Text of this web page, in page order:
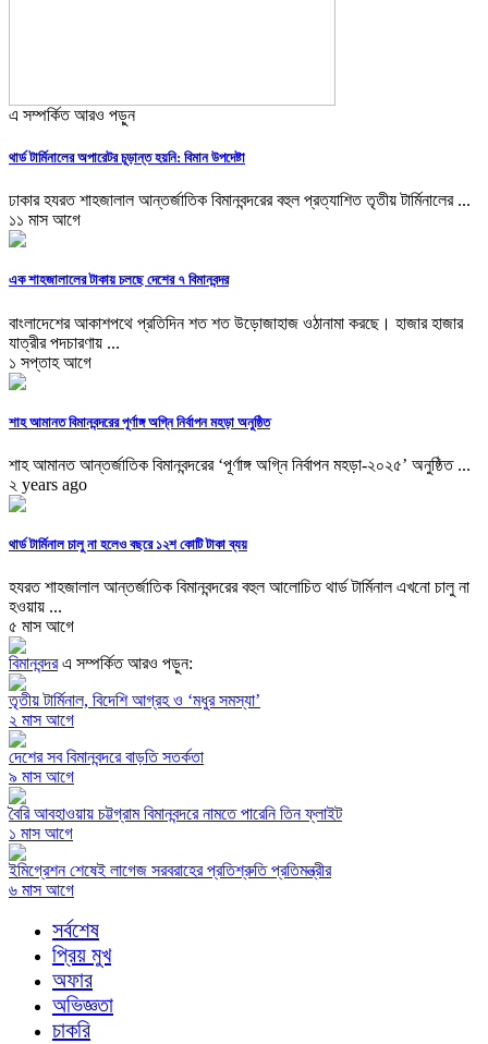
এ সম্পর্কিত আরও পড়ুন
থার্ড টার্মিনালের অপারেটর চূড়ান্ত হয়নি: বিমান উপদেষ্টা
ঢাকার হযরত শাহজালাল আন্তর্জাতিক বিমানবন্দরের বহুল প্রত্যাশিত তৃতীয় টার্মিনালের ...
১১ মাস আগে
এক শাহজালালের টাকায় চলছে দেশের ৭ বিমানবন্দর
বাংলাদেশের আকাশপথে প্রতিদিন শত শত উড়োজাহাজ ওঠানামা করছে। হাজার হাজার
যাত্রীর পদচারণায় ...
১ সপ্তাহ আগে
শাহ আমানত বিমানবন্দরের পূর্ণাঙ্গ অগ্নি নির্বাপন মহড়া অনুষ্ঠিত
শাহ আমানত আন্তর্জাতিক বিমানবন্দরের ‘পূর্ণাঙ্গ অগ্নি নির্বাপন মহড়া-২০২৫’ অনুষ্ঠিত ...
২ years ago
থার্ড টার্মিনাল চালু না হলেও বছরে ১২শ কোটি টাকা ব্যয়
হযরত শাহজালাল আন্তর্জাতিক বিমানবন্দরের বহুল আলোচিত থার্ড টার্মিনাল এখনো চালু না
হওয়ায় ...
৫ মাস আগে
বিমানবন্দরএ সম্পর্কিত আরও পড়ুন:
তৃতীয় টার্মিনাল, বিদেশি আগ্রহ ও ‘মধুর সমস্যা’
২ মাস আগে
দেশের সব বিমানবন্দরে বাড়তি সতর্কতা
৯ মাস আগে
বৈরি আবহাওয়ায় চট্টগ্রাম বিমানবন্দরে নামতে পারেনি তিন ফ্লাইট
১ মাস আগে
ইমিগ্রেশন শেষেই লাগেজ সরবরাহের প্রতিশ্রুতি প্রতিমন্ত্রীর
৬ মাস আগে
সর্বশেষ
প্রিয় মুখ
অফার
অভিজ্ঞতা
চাকরি